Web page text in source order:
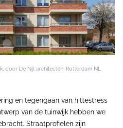
door De Nijl architecten, Rotterdam NL.
en tegengaan van hittestress
van de tuinwijk hebben we
Straatprofielen zijn